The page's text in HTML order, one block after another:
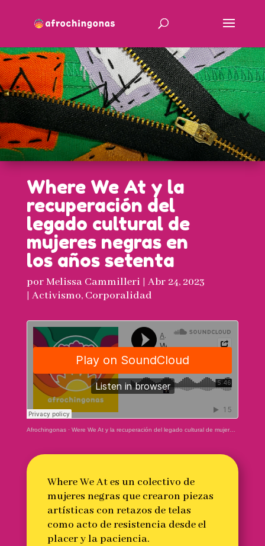
Where We At y la
recuperación del
legado cultural de
mujeres negras en
los años setenta
porMelissa Cammilleri| Abr 24, 2023
| Activismo, Corporalidad
Afrochingonas· Were We At y la recuperación del legado cultural de mujeres negras en los años setenta
Where We At es un colectivo de
mujeres negras que crearon piezas
artísticas con retazos de telas
como acto de resistencia desde el
placer y la paciencia.